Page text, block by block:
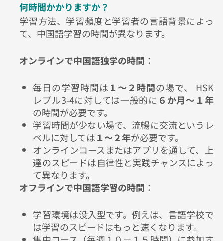
何時間かかりますか？
学習方法、学習頻度と学習者の言語背景によっ
て、中国語学習の時間が異なります。
オンラインで中国語独学の時間 ：
毎日の学習時間は １～２時間の場で、
HSK
レブル3-4に対しては一般的に ６か月～１年
の時間が必要です。
学習時間が少ない場で、流暢に交流というレ
ベルに対しては１～２年が必要です。
オンラインコースまたはアプリを通して、上
達のスピードは自律性と実践チャンスによっ
て異なります。
オフラインで中国語学習の時間 ：
学習環境は没入型です。例えば、言語学校で
は学習のスピードはもっと速くなります。